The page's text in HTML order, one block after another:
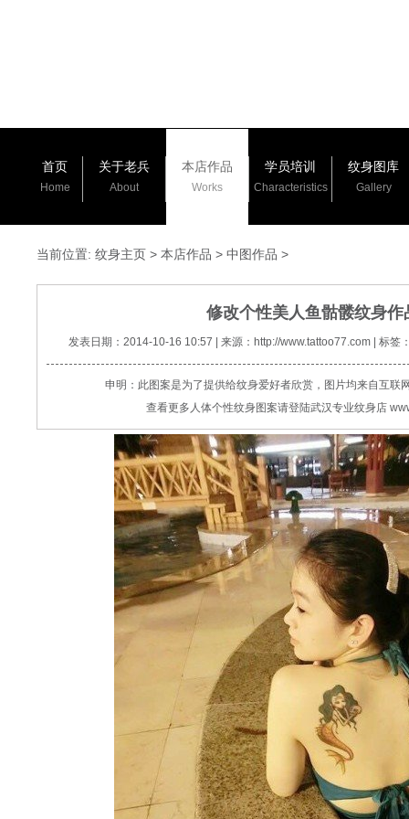
首页
Home
关于老兵
About
本店作品
Works
学员培训
Characteristics
纹身图库
Gallery
当前位置: 纹身主页 > 本店作品 > 中图作品 >
修改个性美人鱼骷髅纹身作
发表日期：2014-10-16 10:57 | 来源：http://www.tattoo77.com | 标签
申明：此图案是为了提供给纹身爱好者欣赏，图片均来自互联
查看更多人体个性纹身图案请登陆武汉专业纹身店